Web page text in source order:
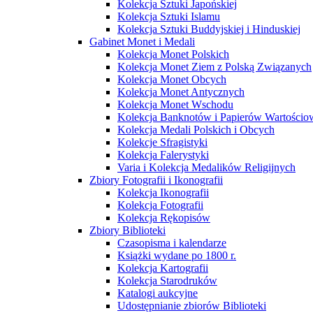
Kolekcja Sztuki Japońskiej
Kolekcja Sztuki Islamu
Kolekcja Sztuki Buddyjskiej i Hinduskiej
Gabinet Monet i Medali
Kolekcja Monet Polskich
Kolekcja Monet Ziem z Polską Związanych
Kolekcja Monet Obcych
Kolekcja Monet Antycznych
Kolekcja Monet Wschodu
Kolekcja Banknotów i Papierów
Kolekcja Medali Polskich i Obcych
Kolekcje Sfragistyki
Kolekcja Falerystyki
Varia i Kolekcja Medalików Religijnych
Zbiory Fotografii i Ikonografii
Kolekcja Ikonografii
Kolekcja Fotografii
Kolekcja Rękopisów
Zbiory Biblioteki
Czasopisma i kalendarze
Książki wydane po 1800 r.
Kolekcja Kartografii
Kolekcja Starodruków
Katalogi aukcyjne
Udostępnianie zbiorów Biblioteki